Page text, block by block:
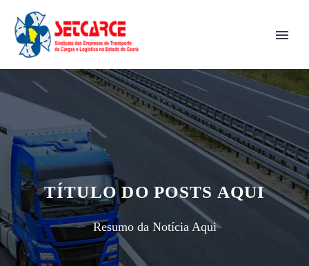
TÍTULO DO POSTS AQUI
Resumo da Notícia Aqui